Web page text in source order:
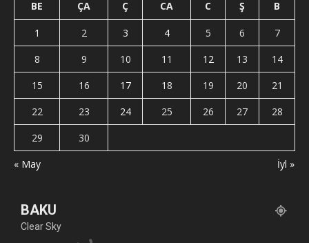
BE ÇA Ç CA C Ş B
« May İyl »
1 2 3 4 5 6
7
8
9 10 11 12 13
14
15
16 17 18 19 20
21
22
23 24 25 26 27
28
29
30
BAKU
Clear Sky